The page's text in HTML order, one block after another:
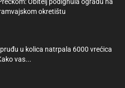
okretištu
u kolica natrpala 6000 vrećica
vas...